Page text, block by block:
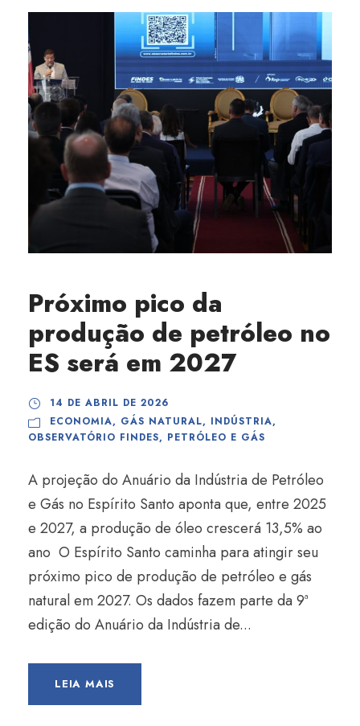
Próximo pico da
produção de petróleo no
ES será em 2027
14 DE ABRIL DE 2026
ECONOMIA, GÁS NATURAL, INDÚSTRIA,
OBSERVATÓRIO FINDES, PETRÓLEO E GÁS
A projeção do Anuário da Indústria de Petróleo
e Gás no Espírito Santo aponta que, entre 2025
e 2027, a produção de óleo crescerá 13,5% ao
ano O Espírito Santo caminha para atingir seu
próximo pico de produção de petróleo e gás
natural em 2027. Os dados fazem parte da 9ª
edição do Anuário da Indústria de...
LEIA MAIS